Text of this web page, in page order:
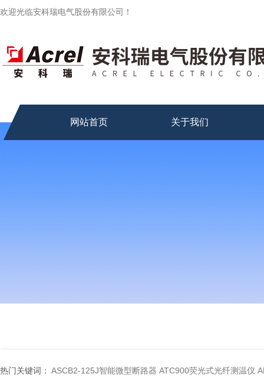
欢迎光临安科瑞电气股份有限公司！
网站首页 关于我们
热门关键词： ASCB2-125J智能微型断路器 ATC900荧光式光纤测温仪